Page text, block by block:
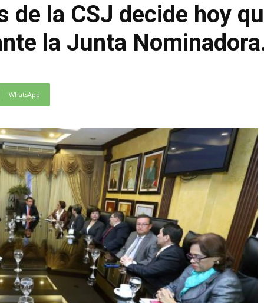
Suscribirse
Suscribirse
de la CSJ decide hoy
la Junta
WhatsApp